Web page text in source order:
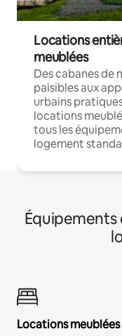
Locations
meublées
Des cabanes de
paisibles aux
urbains
locations
tous les
logement
Équipements
Locations meublées